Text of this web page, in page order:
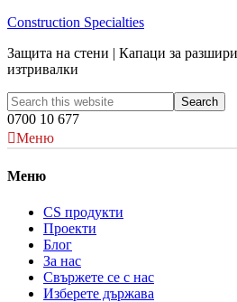
Construction Specialties
Защита на стени | Капаци за
изтривалки
0700 10 677
Меню
Меню
CS продукти
Проекти
Блог
За нас
Свържете се с нас
Изберете държава